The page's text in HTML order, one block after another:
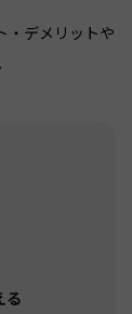
・デメリットや
る